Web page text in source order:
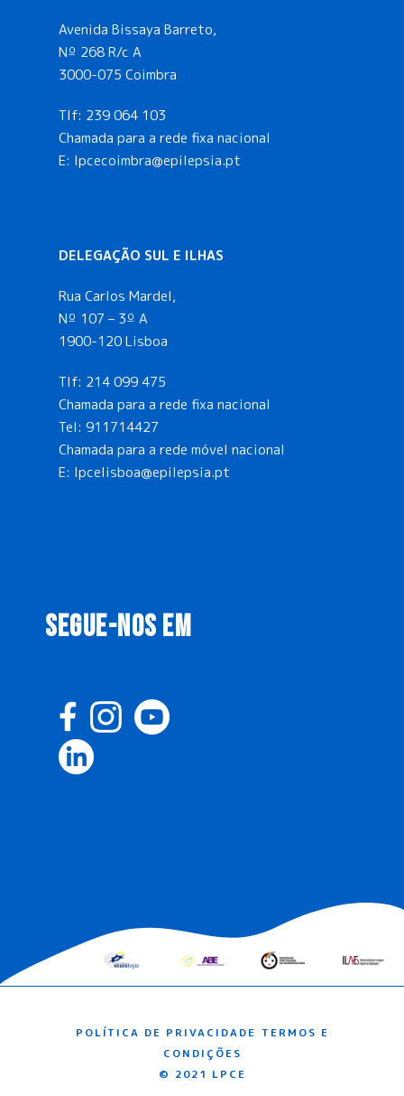
Avenida Bissaya Barreto,
Nº 268 R/c A
3000-075 Coimbra
Tlf: 239 064 103
Chamada para a rede fixa nacional
E: lpcecoimbra@epilepsia.pt
DELEGAÇÃO SUL E ILHAS
Rua Carlos Mardel,
Nº 107 – 3º A
1900-120 Lisboa
Tlf: 214 099 475
Chamada para a rede fixa nacional
Tel: 911714427
Chamada para a rede móvel nacional
E: lpcelisboa@epilepsia.pt
SEGUE-NOS EM
POLÍTICA DE PRIVACIDADE TERMOS E
CONDIÇÕES
© 2021 LPCE